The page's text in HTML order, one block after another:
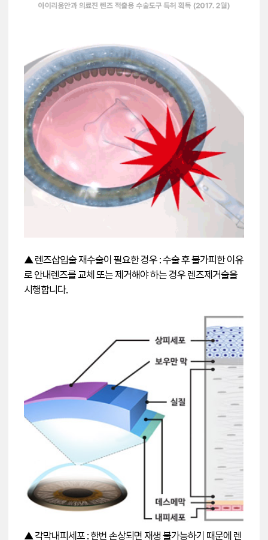
▲ 렌즈삽입술 재수술이 필요한 경우 : 수술 후 불가피한 이유
로 안내렌즈를 교체 또는 제거해야 하는 경우 렌즈제거술을
시행합니다.
▲ 각막내피세포 : 한번 손상되면 재생 불가능하기 때문에 렌